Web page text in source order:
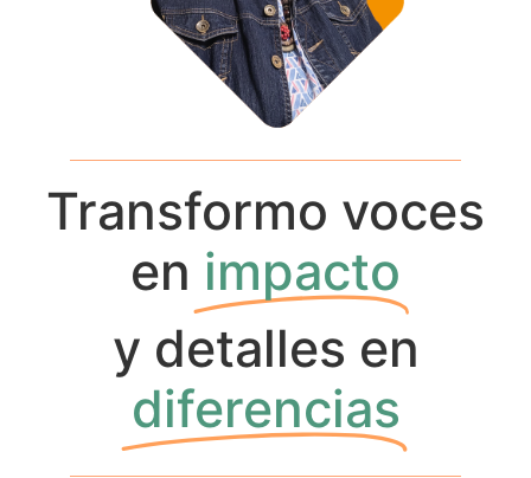
Transformo voces
en impacto
y detalles en
diferencias